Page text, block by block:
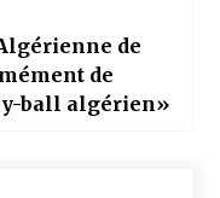
de
de
ball algérien»